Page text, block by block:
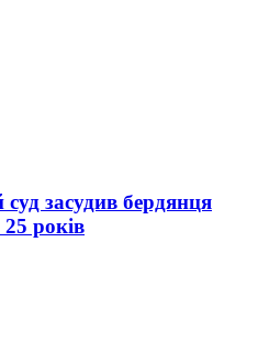
суд засудив бердянця
років